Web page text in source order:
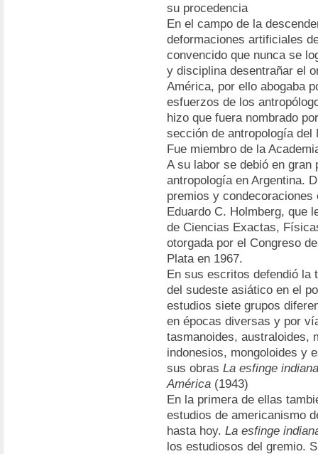
su procedencia
En el campo de la
deformaciones artificiales
convencido que nunca se
y disciplina desentrañar el
América, por ello abogaba
esfuerzos de los
hizo que fuera nombrado
sección de antropología del
Fue miembro de la
A su labor se debió en
antropología en Argentina.
premios y
Eduardo C. Holmberg, que
de Ciencias Exactas,
otorgada por el Congreso
Plata en 1967.
En sus escritos defendió la
del sudeste asiático en el
estudios siete grupos
en épocas diversas y por
tasmanoides, australoides,
indonesios, mongoloides y
sus obras La esfinge indiana
América (1943)
En la primera de ellas
estudios de americanismo
hasta hoy. La esfinge
los estudiosos del gremio.